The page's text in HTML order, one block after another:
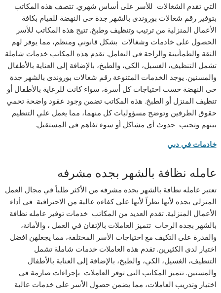
التي تقدم الشغالات للأسر على أساس شهري. تتصف هذه المكاتب
بتوفير رقم شغالات بوروندى بالشهر جدة حى النهضة للقيام بكافة
الأعمال المنزلية من ترتيب وتنظيف وطبخ. تتيح هذه المكاتب للأسر
الحصول على خادمات وشغالات بشكل قانوني ومنظم، مما يوفر لهم
الثقة والطمأنينة والراحة في التعامل. تقدم هذه المكاتب خدمات شاملة
تشمل التنظيف، الغسيل، الكي، والطبخ، بالإضافة إلى العناية بالأطفال
والمسنين. يوجد الخدمات المتنوعة رقم شغالات بوروندى بالشهر جدة
حى النهضة حسب احتياجات كل أسرة، سواء كانت للرعاية بالأطفال أو
تنظيف المنزل أو الطبخ. هذه المكاتب تضمن وجود عقود واضحة تحمي
حقوق الطرفين وتوضح مسؤوليات كل منهما، مما يعمل علي التنظيم
بينهم وتجنب حدوث أي مشاكل أو سوء تفاهم في المستقبل.
خادمات في دبي
عامله نظافة بالشهر بجده مشرفه
تعتبر عامله نظافة بالشهر بجده مشرفه من الأكثر طلباً في مجال العمل
المنزلي بجده لأنها نظراً لأنها علي كفاءه عالية من الاحترافية في أداء
الأعمال المنزلية. تقدم العديد من المكاتب خدمات توفير عامله نظافة
بالشهر بجده الرحاب تتميز العاملات بالإتقان في العمل ، والأمانة،
والقدرة على التكيف مع احتياجات الأسر المختلفة، مما يجعلهن افضل
اختيار لدى الكثيرين. تقدم هذه العاملات خدمات شاملة تشمل
التنظيف، الغسيل، الكي، والطبخ، بالإضافة إلى العناية بالأطفال
والمسنين. تتميز المكاتب التي توفر العاملات بإجراءات صارمة في
اختيار وتدريب العاملات، مما يضمن حصول الأسر على خدمات عالية